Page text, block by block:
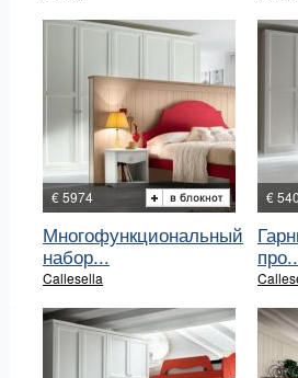
€ 5974
Многофункциональный
набор...
Callesella
€